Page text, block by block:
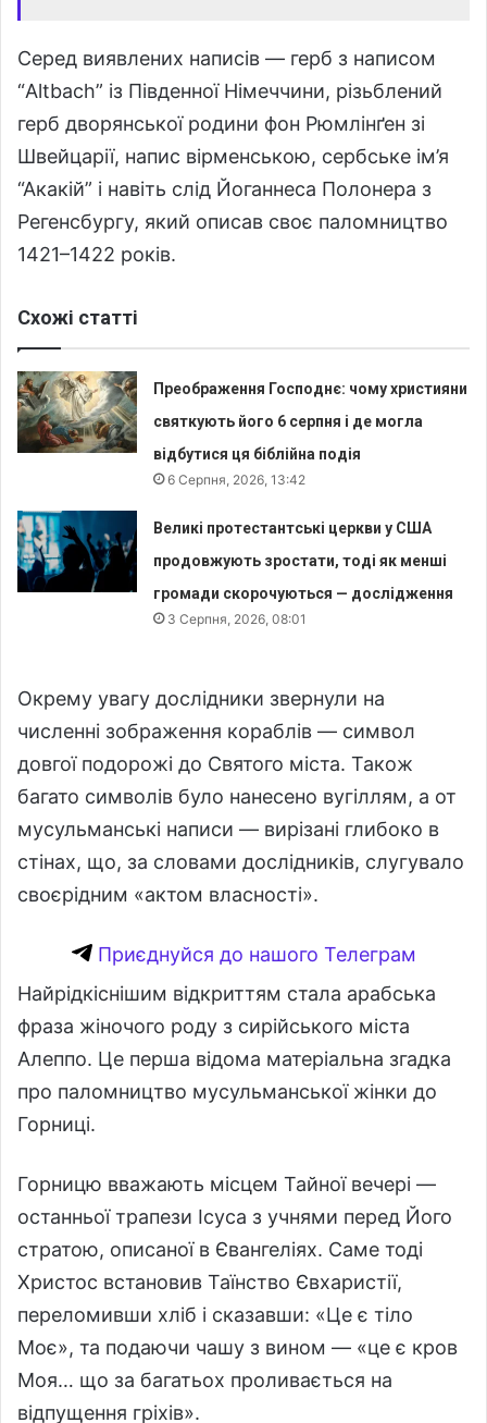
Серед виявлених написів — герб з написом
“Altbach” із Південної Німеччини, різьблений
герб дворянської родини фон Рюмлінґен зі
Швейцарії, напис вірменською, сербське ім’я
“Акакій” і навіть слід Йоганнеса Полонера з
Регенсбургу, який описав своє паломництво
1421–1422 років.
Схожі статті
Преображення Господнє: чому християни
святкують його 6 серпня і де могла
відбутися ця біблійна подія
6 Серпня, 2026, 13:42
Великі протестантські церкви у США
продовжують зростати, тоді як менші
громади скорочуються — дослідження
3 Серпня, 2026, 08:01
Окрему увагу дослідники звернули на
численні зображення кораблів — символ
довгої подорожі до Святого міста. Також
багато символів було нанесено вугіллям, а от
мусульманські написи — вирізані глибоко в
стінах, що, за словами дослідників, слугувало
своєрідним «актом власності».
Приєднуйся до нашого Телеграм
Найрідкіснішим відкриттям стала арабська
фраза жіночого роду з сирійського міста
Алеппо. Це перша відома матеріальна згадка
про паломництво мусульманської жінки до
Горниці.
Горницю вважають місцем Тайної вечері —
останньої трапези Ісуса з учнями перед Його
стратою, описаної в Євангеліях. Саме тоді
Христос встановив Таїнство Євхаристії,
переломивши хліб і сказавши: «Це є тіло
Моє», та подаючи чашу з вином — «це є кров
Моя… що за багатьох проливається на
відпущення гріхів».